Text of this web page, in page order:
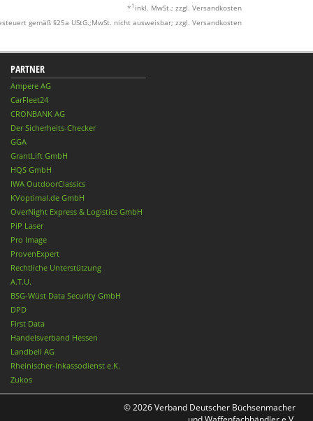
* 1 inkl. MwSt.; zzgl. Versandkosten
gemäß §25a UStG.;MwSt. nicht ausweisbar; zzgl. Versandkosten
PARTNER
Ampere AG
CarFleet24
CRONBANK AG
Der Sicherheits-Checker
GGA
GrantLift GmbH
HQS GmbH
IWA OutdoorClassics
KVoptimal.de GmbH
OverNight Express & Logistics GmbH
PiP Laser
Pro Image
ProvenExpert
Rechtliche Unterstützung
A.T.U.
BSG-Wüst Data Security GmbH
DPD
First Data
Handelsverband Hessen
Landbell AG
Rheinischer-Inkassodienst e.K.
Zukos
© 2026 Verband Deutscher Büchsenmacher